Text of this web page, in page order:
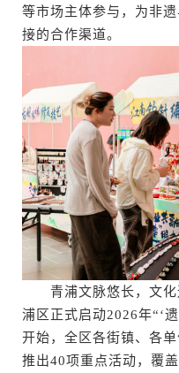
等市场主体参与，为非
接的合作渠道。
青浦文脉悠长，文化
浦区正式启动2026年“‘
开始，全区各街镇、各
推出40项重点活动，覆